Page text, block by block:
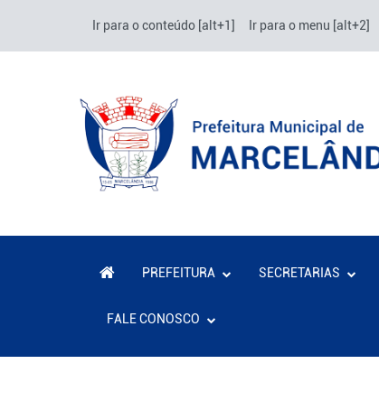
Ir para o conteúdo [alt+1] Ir para o menu [alt+2]
PREFEITURA SECRETARIAS
FALE CONOSCO